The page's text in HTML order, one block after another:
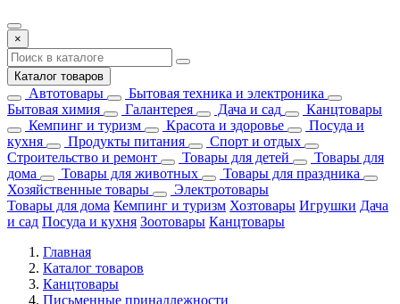
×
Каталог товаров
Автотовары
Бытовая техника и электроника
Бытовая химия
Галантерея Дача и сад
Канцтовары
Кемпинг и туризм
Красота и здоровье
Посуда и
кухня
Продукты питания
Спорт и отдых
Строительство и ремонт
Товары для детей
Товары для
дома
Товары для животных
Товары для праздника
Хозяйственные товары
Электротовары
Товары для дома Кемпинг и туризм Хозтовары Игрушки Дача
и сад Посуда и кухня Зоотовары Канцтовары
Главная
Каталог товаров
Канцтовары
Письменные принадлежности